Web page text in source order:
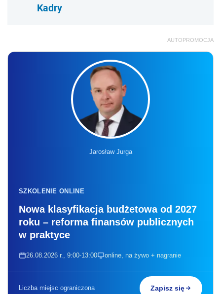
Kadry
AUTOPROMOCJA
Jarosław Jurga
SZKOLENIE ONLINE
Nowa klasyfikacja budżetowa od 2027
roku – reforma finansów publicznych
w praktyce
26.08.2026 r., 9:00-13:00 online, na żywo + nagranie
Liczba miejsc ograniczona Zapisz się